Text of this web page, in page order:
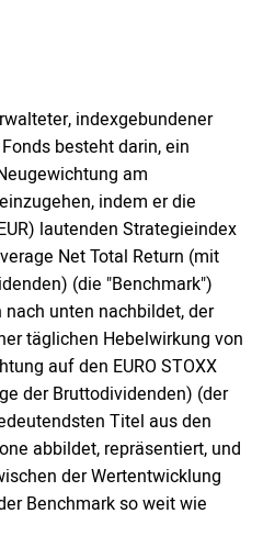
indexgebundener
besteht darin, ein
am
indem er die
lautenden Strategieindex
Net Total Return (mit
(die "Benchmark")
unten nachbildet, der
täglichen Hebelwirkung von
auf den EURO STOXX
der Bruttodividenden) (der
Titel aus den
abbildet, repräsentiert, und
der Wertentwicklung
Benchmark so weit wie